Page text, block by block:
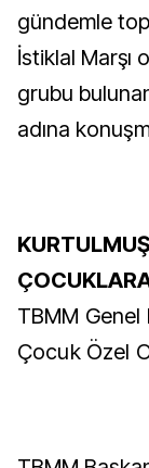
gündemle
İstiklal Marşı
grubu
adına
TBMM Genel
Çocuk Özel